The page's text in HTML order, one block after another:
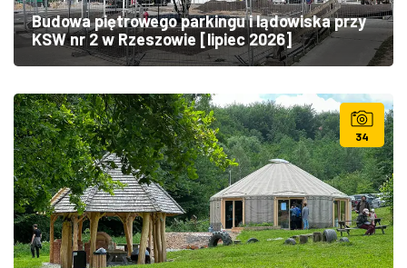
Budowa piętrowego parkingu i lądowiska przy
KSW nr 2 w Rzeszowie [lipiec 2026]
34